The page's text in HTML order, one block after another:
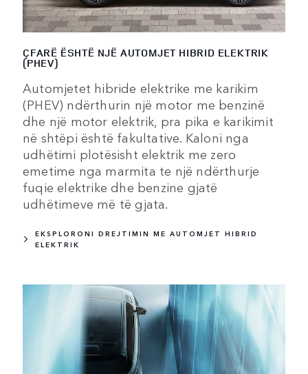
ÇFARË ËSHTË NJË AUTOMJET HIBRID ELEKTRIK
(PHEV)
Automjetet hibride elektrike me karikim
(PHEV) ndërthurin një motor me benzinë
dhe një motor elektrik, pra pika e karikimit
në shtëpi është fakultative. Kaloni nga
udhëtimi plotësisht elektrik me zero
emetime nga marmita te një ndërthurje
fuqie elektrike dhe benzine gjatë
udhëtimeve më të gjata.
EKSPLORONI DREJTIMIN ME AUTOMJET HIBRID
ELEKTRIK